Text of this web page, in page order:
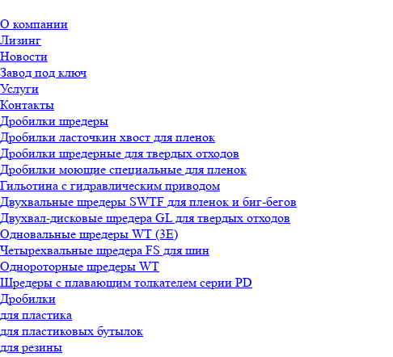
О компании
Лизинг
Новости
Завод под ключ
Услуги
Контакты
Дробилки шредеры
Дробилки ласточкин хвост для пленок
Дробилки шредерные для твердых отходов
Дробилки моющие специальные для пленок
Гильотина с гидравлическим приводом
Двухвальные шредеры SWTF для пленок и биг-бегов
Двухвал-дисковые шредера GL для твердых отходов
Одновальные шредеры WT (3E)
Четырехвальные шредера FS для шин
Однороторные шредеры WT
Шредеры с плавающим толкателем серии PD
Дробилки
для пластика
для пластиковых бутылок
для резины